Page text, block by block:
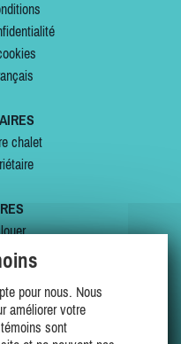
chalet
pour nous. Nous
améliorer votre
sont